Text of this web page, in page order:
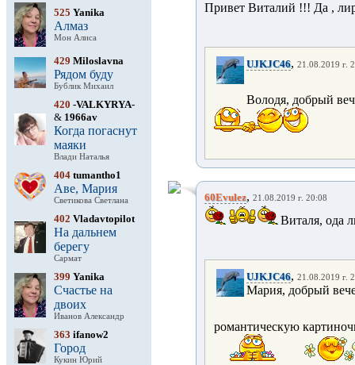
525 Yanika
Алмаз
Мон Алиса
429 Miloslavna
Рядом буду
Бублик Михаил
420 -VALKYRYA-
& 1966av
Когда погаснут
маяки
Влади Наталья
404 tumantho1
Аве, Мария
Светикова Светлана
402 Vladavtopilot
На дальнем
берегу
Сармат
399 Yanika
Счастье на
двоих
Иванов Александр
363 ifanow2
Город
Кукин Юрий
Привет Виталий !!! Да ,
UJKJC46, 21.08.2019 г.
Володя, добрый
60Evulez, 21.08.2019 г. 20:08
Виталя, ода
UJKJC46, 21.08.2019 г.
Мария, добрый
романтическую